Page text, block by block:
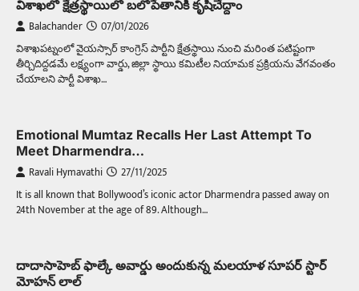
విశాఖలో క్షేత్రస్థాయిలో బలోపేతానికి కృషిచేద్దాం
Balachander 07/01/2026
విశాఖపట్నంలో వైయస్సార్ కాంగ్రెస్ పార్టీని క్షేత్రస్థాయి నుంచి మరింత పటిష్టంగా
తీర్చిదిద్దడమే లక్ష్యంగా వార్డు, జిల్లా స్థాయి కమిటీల నియామక ప్రక్రియను వేగవంతం
చేయాలని పార్టీ విశాఖ…
Emotional Mumtaz Recalls Her Last Attempt To
Meet Dharmendra…
Ravali Hymavathi 27/11/2025
It is all known that Bollywood’s iconic actor Dharmendra passed away on
24th November at the age of 89. Although…
దాదాసాహెబ్ ఫాల్కే అవార్డు అందుకున్న మలయాళ సూపర్ స్టార్
మోహన్ లాల్